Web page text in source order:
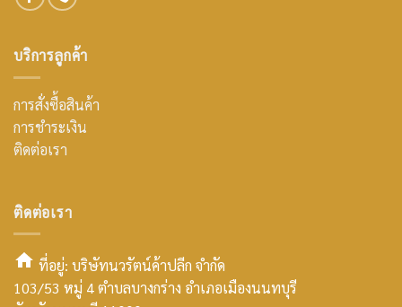
บริการลูกค้า
การสั่งซื้อสินค้า
การชำระเงิน
ติดต่อเรา
ติดต่อเรา
smt2
ที่อยู่: บริษัทนวรัตน์ค้าปลีก จำกัด
103/53 หมู่ 4 ตำบลบางกร่าง อำเภอเมืองนนทบุรี